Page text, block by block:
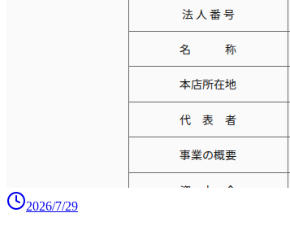
2026/7/29